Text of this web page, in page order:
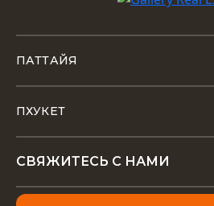
ПАТТАЙЯ
ПХУКЕТ
СВЯЖИТЕСЬ С НАМИ